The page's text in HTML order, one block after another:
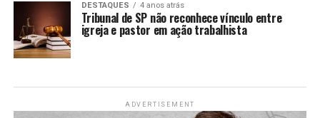
EDITORIAL
ENTREVISTAS
FINALIZAR COMPRA
DESTAQUES 4 anos atrás
Tribunal de SP não reconhece vínculo entre
igreja e pastor em ação trabalhista
ADVERTISEMENT